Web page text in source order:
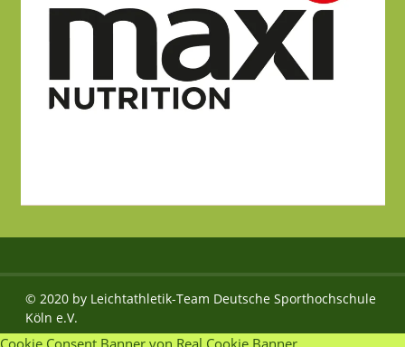
© 2020 by Leichtathletik-Team Deutsche Sporthochschule
Köln e.V.
Cookie Consent Banner von Real Cookie Banner